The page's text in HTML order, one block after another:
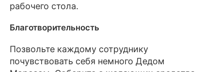
рабочего стола.
Благотворительность
Позвольте каждому сотруднику
почувствовать себя немного Дедом